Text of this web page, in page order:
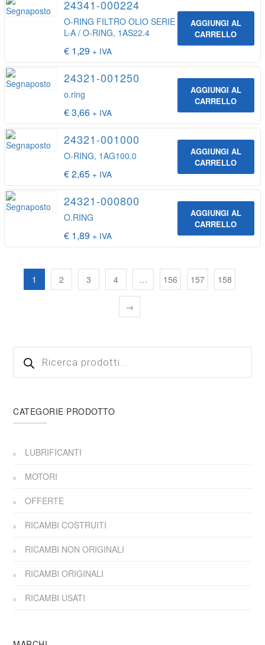
24341-000224
O-RING FILTRO OLIO SERIE
L-A / O-RING, 1AS22.4
€ 1,29 + IVA
AGGIUNGI AL
CARRELLO
24321-001250
o.ring
€3,66 + IVA
AGGIUNGI AL
CARRELLO
24321-001000
O-RING, 1AG100.0
€2,65 + IVA
AGGIUNGI AL
CARRELLO
24321-000800
O.RING
€ 1,89 + IVA
AGGIUNGI AL
CARRELLO
1 2 3 4 … 156 157 158
→
Products
search
CATEGORIE PRODOTTO
LUBRIFICANTI
MOTORI
OFFERTE
RICAMBI COSTRUITI
RICAMBI NON ORIGINALI
RICAMBI ORIGINALI
RICAMBI USATI